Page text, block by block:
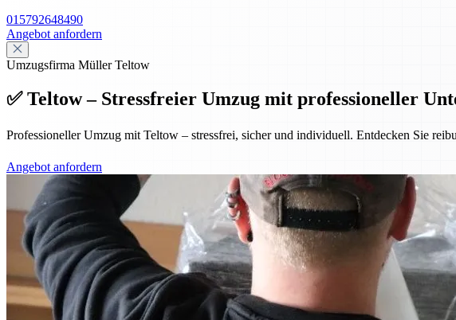
015792648490
Angebot anfordern
Umzugsfirma Müller Teltow
✅ Teltow – Stressfreier Umzug mit professioneller
Professioneller Umzug mit Teltow – stressfrei, sicher und individuell. Entdecken Sie
Angebot anfordern